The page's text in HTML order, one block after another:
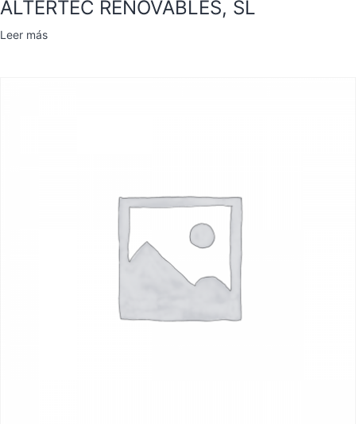
ALTERTEC RENOVABLES, SL
Leer más